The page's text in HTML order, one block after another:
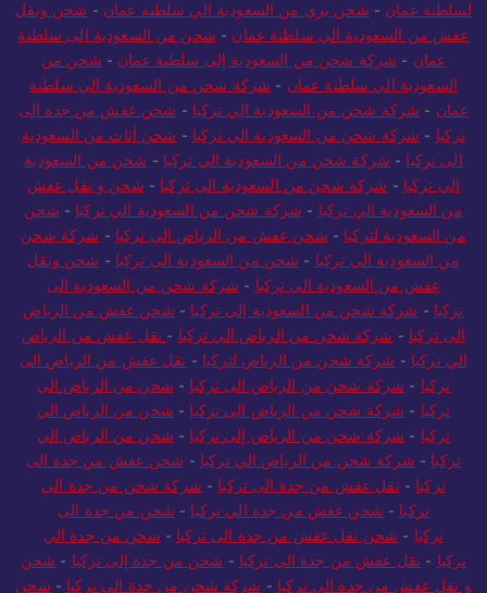
عمان- نقل الأثاث من السعودية إلى سلطنة عمان- شحن من السعودية
لسلطنة عمان -شحن بري من السعودية الي سلطنة عمان -شحن ونقل
عفش من السعودية الي سلطنة عمان -
شحن من السعودية الى سلطنة
عمان - شركة شحن من السعودية إلى سلطنة عمان - شحن من
السعودية الي سلطنة عمان-شركة شحن من السعودية الي سلطنة
عمان - شركة شحن من السعودية الي تركيا - شحن عفش من جدة الى
تركيا-شركة شحن من السعودية الي تركيا-شحن أثاث من السعودية
الى تركيا- شركة شحن من السعودية الي تركيا- شحن من السعودية
الي تركيا- شركة شحن من السعودية الى تركيا- شحن و نقل عفش
من السعودية الي تركيا - شركة شحن من السعودية الي تركيا- شحن
من السعودية لتركيا-شحن عفش من الرياض الى تركيا - شركة شحن
من السعودية الي تركيا - شحن من السعودية الى تركيا - شحن ونقل
عفش من السعودية الي تركيا-شركة شحن من السعودية الى
تركيا -شركة شحن من السعودية إلى تركيا- شحن عفش من الرياض
الى تركيا -شركة شحن من الرياض الي تركيا-
نقل عفش من الرياض
الي تركيا- شركة شحن من الرياض لتركيا- نقل عفش من الرياض الى
تركيا - شركة شحن من الرياض الى تركيا - شحن من الرياض الى
تركيا - شركة شحن من الرياض الى تركيا - شحن من الرياض الي
تركيا - شركة شحن من الرياض إلى تركيا - شحن من الرياض الي
تركيا- شركة شحن من الرياض الي تركيا-
شحن عفش من جدة الى
تركيا- نقل عفش من جدة الى تركيا-شركة شحن من جدة الى
تركيا -شحن عفش من جدة الي تركيا- شحن من جدة الى
تركيا- شحن نقل عفش من جدة الى تركيا - شحن من جدة الي
تركيا
-نقل عفش من جدة الى تركيا- شحن من جدة إلى تركيا - شحن